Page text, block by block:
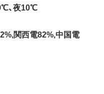
、夜10℃
関西電82%,中国電